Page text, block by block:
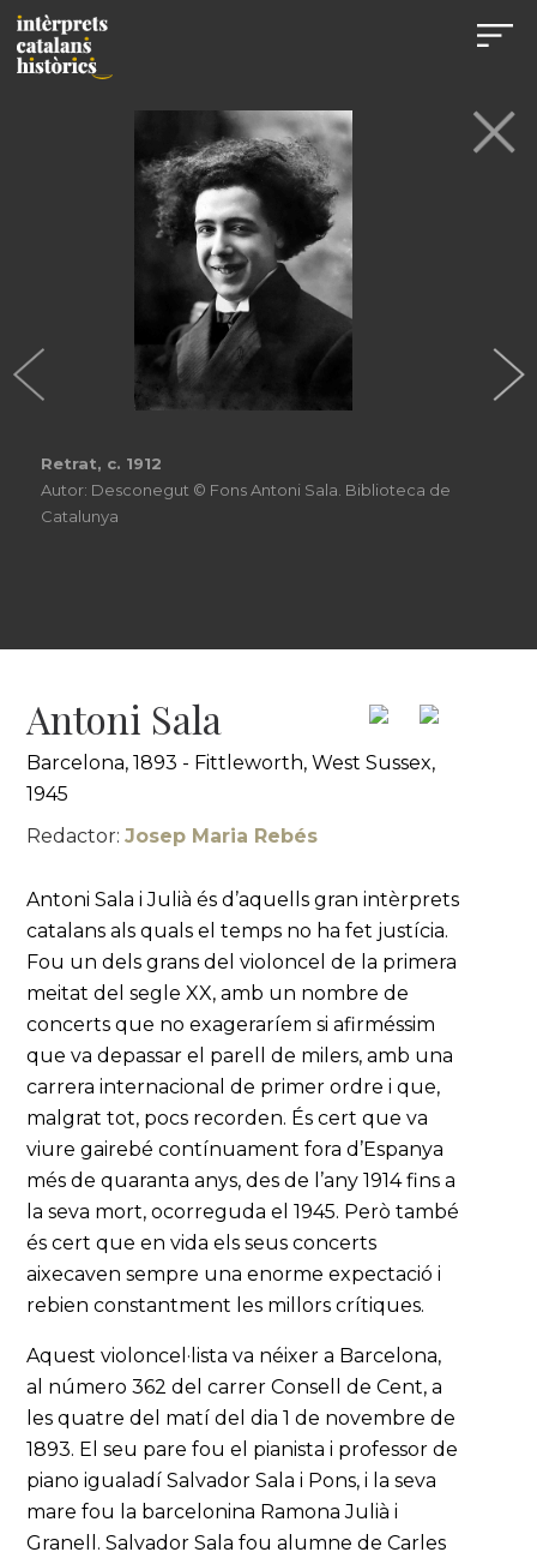
Retrat, c. 1912
Autor: Desconegut © Fons Antoni Sala. Biblioteca de
Catalunya
Antoni Sala
Barcelona, 1893 - Fittleworth, West Sussex,
1945
Redactor:Josep Maria Rebés
Antoni Sala i Julià és d’aquells gran intèrprets
catalans als quals el temps no ha fet justícia.
Fou un dels grans del violoncel de la primera
meitat del segle XX, amb un nombre de
concerts que no exageraríem si afirméssim
que va depassar el parell de milers, amb una
carrera internacional de primer ordre i que,
malgrat tot, pocs recorden. És cert que va
viure gairebé contínuament fora d’Espanya
més de quaranta anys, des de l’any 1914 fins a
la seva mort, ocorreguda el 1945. Però també
és cert que en vida els seus concerts
aixecaven sempre una enorme expectació i
rebien constantment les millors crítiques.
Aquest violoncel·lista va néixer a Barcelona,
al número 362 del carrer Consell de Cent, a
les quatre del matí del dia 1 de novembre de
1893. El seu pare fou el pianista i professor de
piano igualadí Salvador Sala i Pons, i la seva
mare fou la barcelonina Ramona Julià i
Granell. Salvador Sala fou alumne de Carles